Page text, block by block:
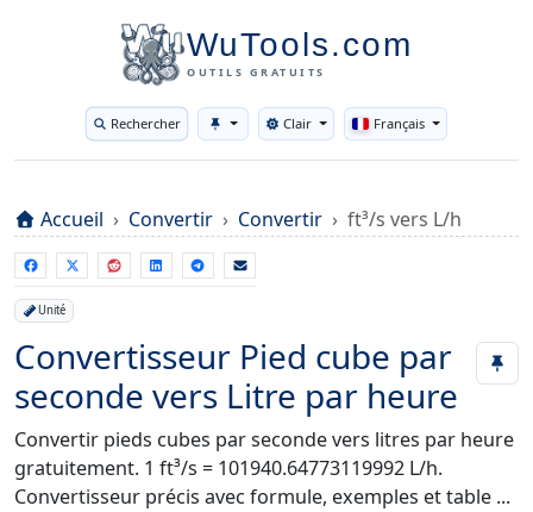
WuTools.com
OUTILS GRATUITS
Rechercher Toggle theme
Clair Français
Accueil Convertir Convertir ft³/s vers L/h
Unité
Convertisseur Pied cube par
seconde vers Litre par heure
Convertir pieds cubes par seconde vers litres par heure
gratuitement. 1 ft³/s = 101940.64773119992 L/h.
Convertisseur précis avec formule, exemples et table ...